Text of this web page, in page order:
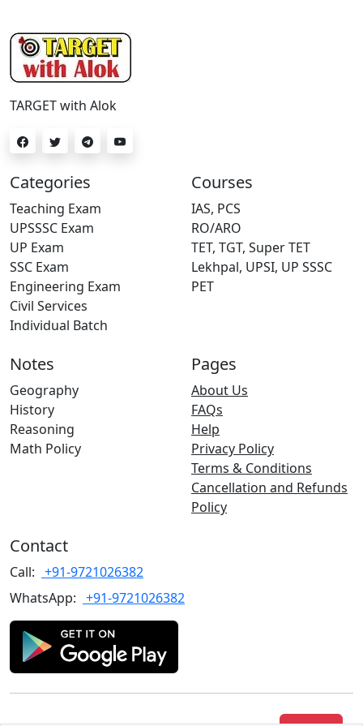
TARGET with Alok
Categories
Teaching Exam
UPSSSC Exam
UP Exam
SSC Exam
Engineering Exam
Civil Services
Individual Batch
Courses
IAS, PCS
RO/ARO
TET, TGT, Super TET
Lekhpal, UPSI, UP SSSC
PET
Notes
Geography
History
Reasoning
Math Policy
Pages
About Us
FAQs
Help
Privacy Policy
Terms & Conditions
Cancellation and Refunds
Policy
Contact
Call: +91-9721026382
WhatsApp: +91-9721026382